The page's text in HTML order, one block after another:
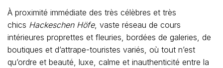
À proximité immédiate des très célèbres et très
chics Hackeschen Höfe, vaste réseau de cours
intérieures proprettes et fleuries, bordées de galeries, de
boutiques et d’attrape-touristes variés, où tout n’est
qu’ordre et beauté, luxe, calme et inauthenticité entre la